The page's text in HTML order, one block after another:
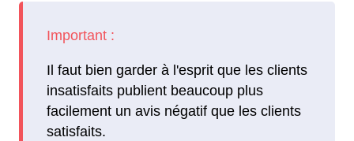
Il faut bien garder à l'esprit que les clients
insatisfaits publient beaucoup plus
facilement un avis négatif que les clients
satisfaits.